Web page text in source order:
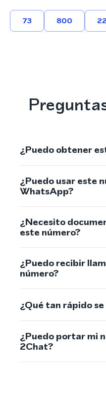
73 800 22
¿Puedo obtener
¿Puedo usar este
WhatsApp?
¿Necesito
este número?
¿Puedo recibir
número?
¿Qué tan rápido
¿Puedo portar mi
2Chat?